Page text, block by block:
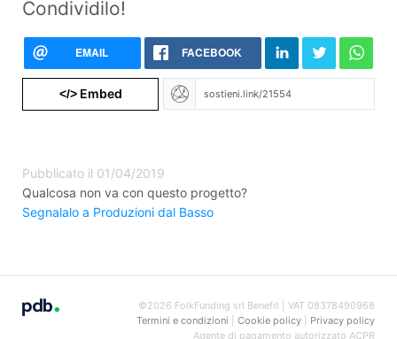
Condividilo!
EMAIL FACEBOOK
</>Embed
Pubblicato il 01/04/2019
Qualcosa non va con questo progetto?
Segnalalo a Produzioni dal Basso
©2026 FolkFunding srl Benefit | VAT 08378490968
Termini e condizioni
Cookie policy| Privacy policy
Agente di pagamento autorizzato ACPR